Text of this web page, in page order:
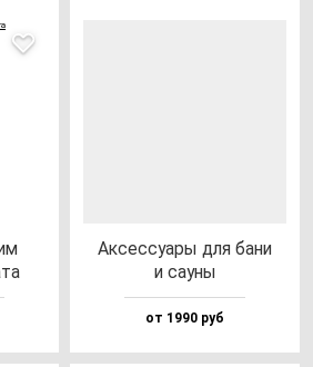
Аксес­су­ары для ба­ни
и са­уны
от 1990 руб